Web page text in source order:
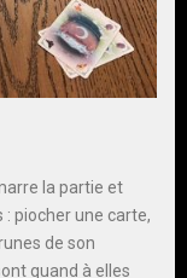
la partie et
piocher une carte,
de son
quand à elles